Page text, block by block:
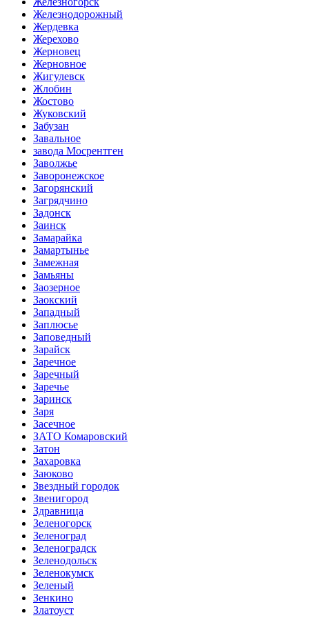
Железнодорожный
Жердевка
Жерехово
Жерновец
Жерновное
Жигулевск
Жлобин
Жостово
Жуковский
Забузан
Завальное
завода Мосрентген
Заволжье
Заворонежское
Загорянский
Загрядчино
Задонск
Заинск
Замарайка
Замартынье
Замежная
Замьяны
Заозерное
Заокский
Западный
Заплюсье
Заповедный
Зарайск
Заречное
Заречный
Заречье
Заринск
Заря
Засечное
ЗАТО Комаровский
Затон
Захаровка
Заюково
Звездный городок
Звенигород
Здравница
Зеленогорск
Зеленоград
Зеленоградск
Зеленодольск
Зеленокумск
Зеленый
Зенкино
Златоуст